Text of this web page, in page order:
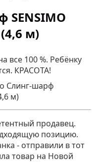
м)
все 100 %. Ребёнку
КРАСОТА!
о Слинг-шарф
м)
продавец.
позицию.
- отправили в тот
товар на Новой